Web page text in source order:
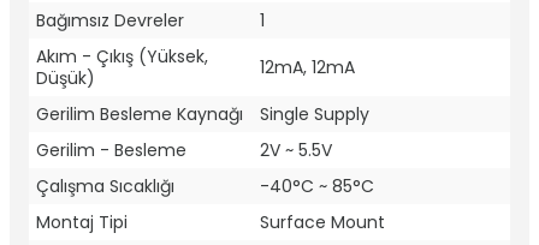
Bağımsız Devreler
1
Akım - Çıkış (Yüksek,
Düşük)
12mA, 12mA
Gerilim Besleme Kaynağı
Single Supply
Gerilim - Besleme
2V ~ 5.5V
Çalışma Sıcaklığı
-40°C ~ 85°C
Montaj Tipi
Surface Mount